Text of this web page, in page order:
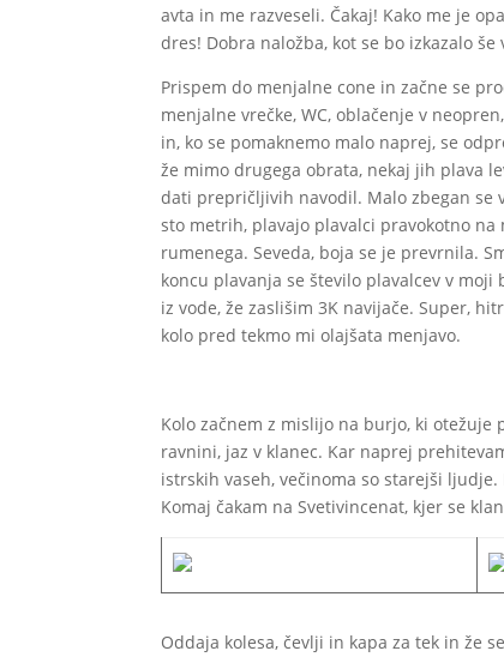
avta in me razveseli. Čakaj! Kako me je
dres! Dobra naložba, kot se bo izkazalo še
Prispem do menjalne cone in začne se
menjalne vrečke, WC, oblačenje v
in, ko se pomaknemo malo naprej, se
že mimo drugega obrata, nekaj jih plava
dati prepričljivih navodil. Malo zbegan se
sto metrih, plavajo plavalci pravokotno
rumenega. Seveda, boja se je prevrnila.
koncu plavanja se število plavalcev v
iz vode, že zaslišim 3K navijače. Super,
kolo pred tekmo mi olajšata menjavo.
Kolo začnem z mislijo na burjo, ki
ravnini, jaz v klanec. Kar naprej
istrskih vaseh, večinoma so starejši
Komaj čakam na Svetivincenat, kjer se
Oddaja kolesa, čevlji in kapa za tek in že